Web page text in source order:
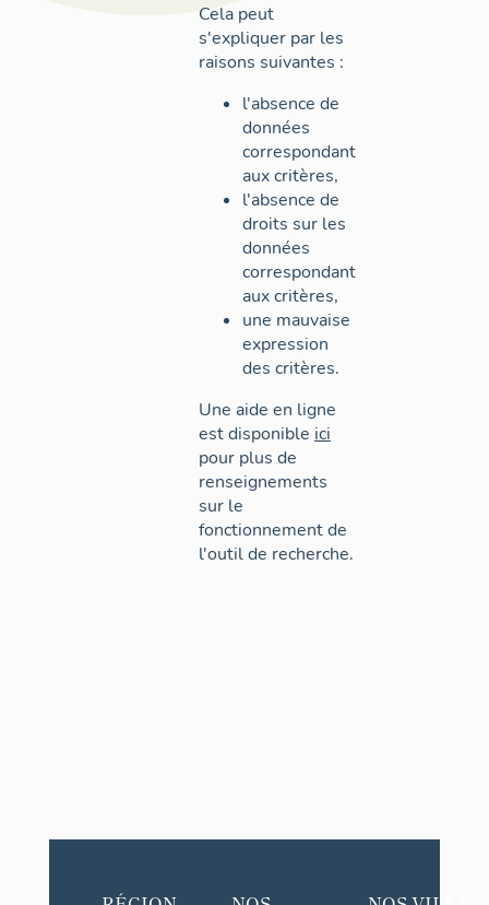
Cela peut
s'expliquer par les
raisons suivantes :
l'absence de
données
correspondant
aux critères,
l'absence de
droits sur les
données
correspondant
aux critères,
une mauvaise
expression
des critères.
Une aide en ligne
est disponible ici
pour plus de
renseignements
sur le
fonctionnement de
l'outil de recherche.